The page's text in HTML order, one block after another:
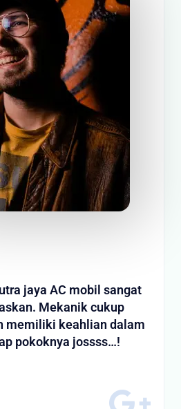
jaya AC mobil sangat
Mekanik cukup
memiliki keahlian dalam
pokoknya jossss…!